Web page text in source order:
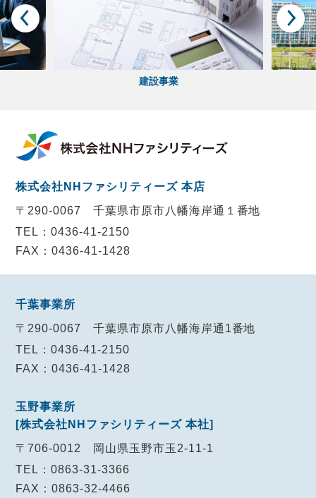
建設事業
株式会社NHファシリティーズ 本店
〒290-0067千葉県市原市八幡海岸通１番地
TEL：0436-41-2150
FAX：0436-41-1428
千葉事業所
〒290-0067千葉県市原市八幡海岸通1番地
TEL：0436-41-2150
FAX：0436-41-1428
玉野事業所
[株式会社NHファシリティーズ 本社]
〒706-0012
岡山県玉野市玉2-11-1
TEL：0863-31-3366
FAX：0863-32-4466